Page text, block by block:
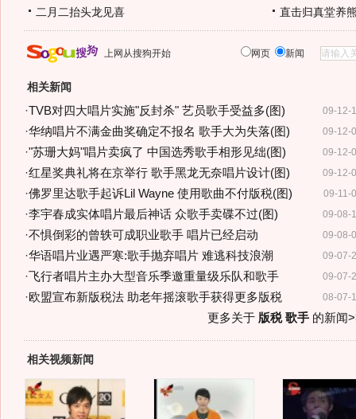
二月二抬头龙见喜 直击归真堂养
上网从搜狗开始 网页 新闻
相关新闻
09-12-
·TVB对四大唱片实施"反封杀" 艺员歌手受益多(图)
09-12-
·华纳唱片不满金曲奖确定不报名 歌手大为失落(图)
09-12-
·"苏珊大妈"唱片卖疯了 中国选秀歌手相形见绌(图)
09-12-
·红星奖典礼将在京举行 歌手黑龙无奈唱片设计(图)
09-11-
·佛罗里达歌手起诉Lil Wayne 使用歌曲不付版税(图)
09-08-
·李宇春成实体唱片最后神话 众歌手卖碟不过(图)
09-08-
·不惧倒彩的曾轶可成职业歌手 唱片已经启动
09-07-
·华语唱片业遇严寒:歌手抛弃唱片 难逃科技浪潮
09-07-
·飞行者唱片主办大型音乐季邀重量级乐队和歌手
08-07-
·欧盟宣布新版税法 助老年摇滚歌手获得更多版税
更多关于 版税 歌手的新闻
相关视频新闻